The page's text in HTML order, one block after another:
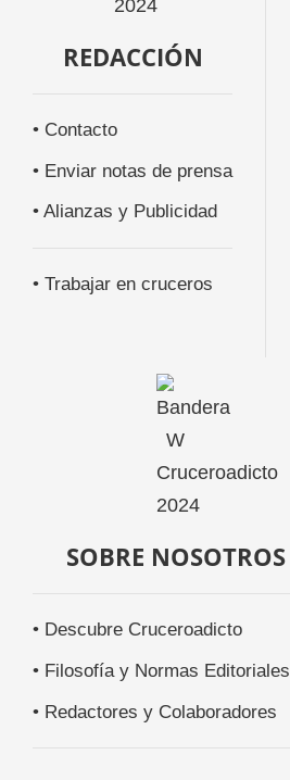
REDACCIÓN
• Contacto
• Enviar notas de prensa
• Alianzas y Publicidad
• Trabajar en cruceros
SOBRE NOSOTROS
• Descubre Cruceroadicto
• Filosofía y Normas Editoriales
• Redactores y Colaboradores